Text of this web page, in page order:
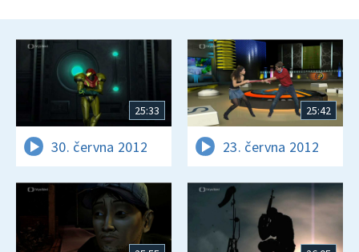
25:33
30. června 2012
25:42
23. června 2012